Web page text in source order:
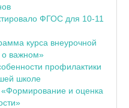
ФГОС для 10-11
курса внеурочной
о важном»
профилактики
школе
и оценка